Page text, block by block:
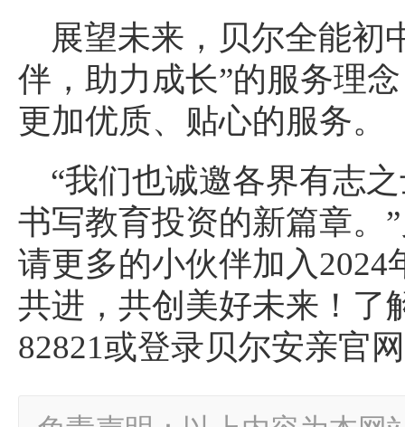
展望未来，贝尔全能初
伴，助力成长”的服务理
更加优质、贴心的服务。
“我们也诚邀各界有志
书写教育投资的新篇章。
请更多的小伙伴加入
共进，共创美好未来！了
82821或登录贝尔安亲官